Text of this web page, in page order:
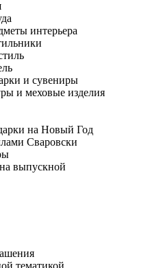
интерьера
и сувениры
и меховые изделия
на Новый Год
Сваровски
выпускной
тематикой